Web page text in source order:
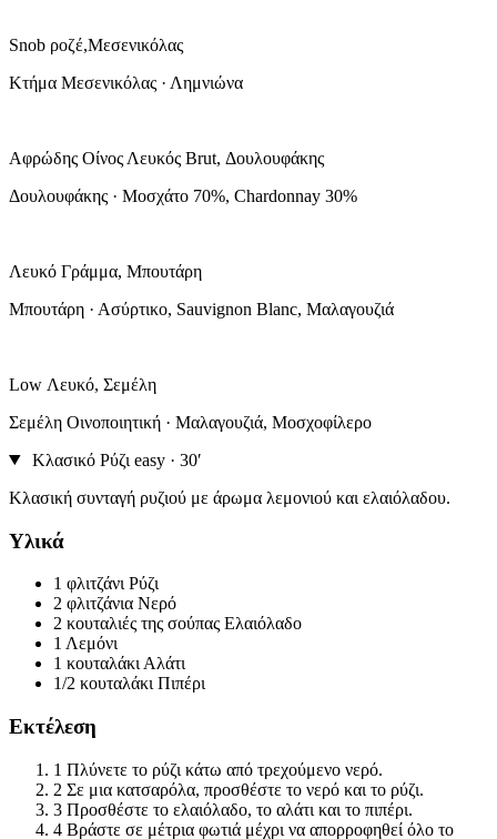
Snob ροζέ,Μεσενικόλας
Κτήμα Μεσενικόλας · Λημνιώνα
Αφρώδης Οίνος Λευκός Brut, Δουλουφάκης
Δουλουφάκης · Μοσχάτο 70%, Chardonnay 30%
Λευκό Γράμμα, Μπουτάρη
Μπουτάρη · Ασύρτικο, Sauvignon Blanc, Μαλαγουζιά
Low Λευκό, Σεμέλη
Σεμέλη Οινοποιητική · Μαλαγουζιά, Μοσχοφίλερο
Κλασικό Ρύζι easy · 30′
Κλασική συνταγή ρυζιού με άρωμα λεμονιού και ελαιόλαδου.
Υλικά
1 φλιτζάνι Ρύζι
2 φλιτζάνια Νερό
2 κουταλιές της σούπας Ελαιόλαδο
1 Λεμόνι
1 κουταλάκι Αλάτι
1/2 κουταλάκι Πιπέρι
Εκτέλεση
1 Πλύνετε το ρύζι κάτω από τρεχούμενο νερό.
2 Σε μια κατσαρόλα, προσθέστε το νερό και το ρύζι.
3 Προσθέστε το ελαιόλαδο, το αλάτι και το πιπέρι.
4 Βράστε σε μέτρια φωτιά μέχρι να απορροφηθεί όλο το